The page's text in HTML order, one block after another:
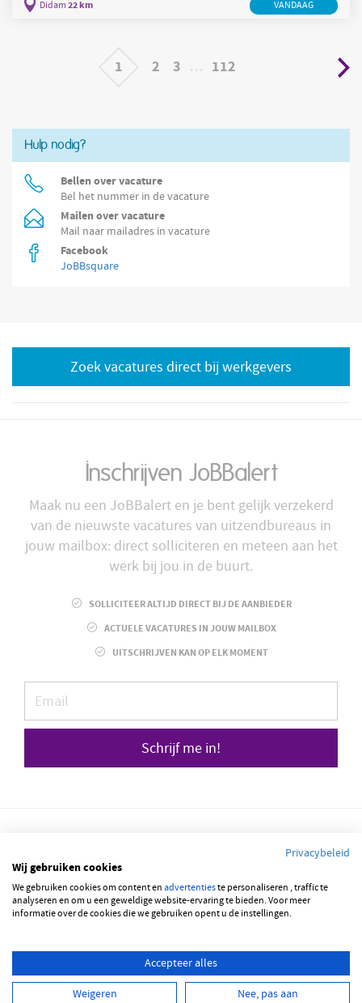
geavanceerde en geautomatiseerde productielijnen en high-tech
Didam 22 km VANDAAG
1 2 3 112
Hulp nodig?
Bellen over vacature
Bel het nummer in de vacature
Mailen over vacature
Mail naar mailadres in vacature
Facebook
JoBBsquare
Zoek vacatures direct bij werkgevers
Inschrijven JoBBalert
Maak nu een JoBBalert en je bent gelijk verzekerd
van de nieuwste vacatures van uitzendbureaus in
jouw mailbox: direct solliciteren en meteen aan het
werk bij jou in de buurt.
SOLLICITEER ALTIJD DIRECT BIJ DE AANBIEDER
ACTUELE VACATURES IN JOUW MAILBOX
UITSCHRIJVEN KAN OP ELK MOMENT
Schrijf me in!
© 2026 JOBBSQUARE
NEDERLANDS
Privacybeleid
Wij gebruiken cookies
We gebruiken cookies om content en advertentieste personaliseren , traffic te
analyseren en om u een geweldige website-ervaring te bieden. Voor meer
informatie over de cookies die we gebruiken opent u de instellingen.
Accepteer alles
Weigeren Nee, pas aan